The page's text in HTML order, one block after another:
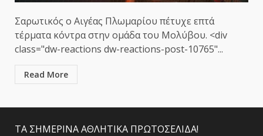
Σαρωτικός ο Αιγέας Πλωμαρίου πέτυχε επτά
τέρματα κόντρα στην ομάδα του Μολύβου. <div
class="dw-reactions dw-reactions-post-10765"...
Read More
ΤΑ ΣΗΜΕΡΙΝΑ ΑΘΛΗΤΙΚΑ ΠΡΩΤΟΣΕΛΙΔΑ!